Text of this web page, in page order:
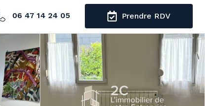
06 47 14 24 05 Prendre RDV